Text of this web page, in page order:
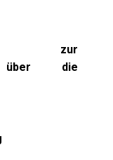
zur
über die